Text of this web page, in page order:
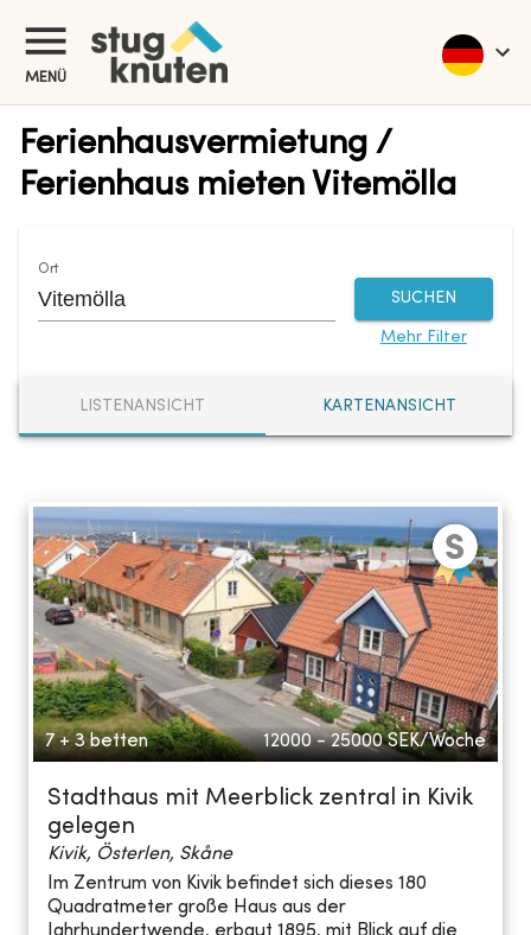
MENÜ
Ferienhausvermietung /
Ferienhaus mieten Vitemölla
Ort
SUCHEN
Mehr Filter
LISTENANSICHT KARTENANSICHT
7 + 3 betten 12000 - 25000 SEK/Woche
Stadthaus mit Meerblick zentral in Kivik
gelegen
Kivik, Österlen, Skåne
Im Zentrum von Kivik befindet sich dieses 180
Quadratmeter große Haus aus der